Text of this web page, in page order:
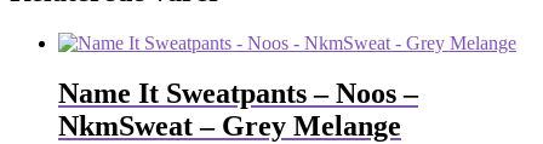
Name It Sweatpants – Noos –
NkmSweat – Grey Melange